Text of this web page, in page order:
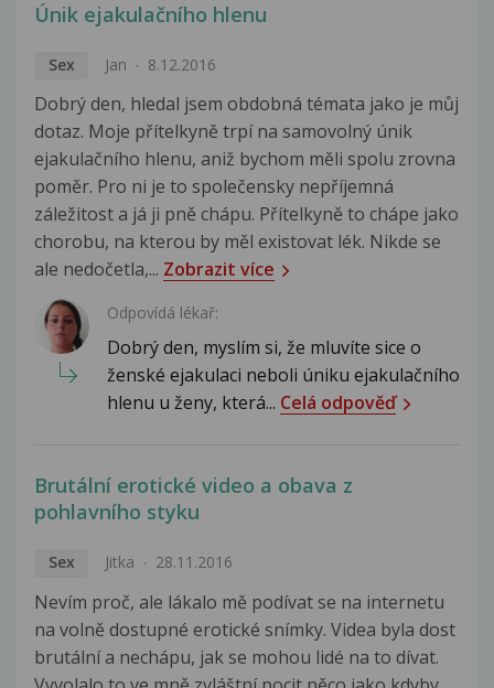
Únik ejakulačního hlenu
Sex Jan 8.12.2016
Dobrý den, hledal jsem obdobná témata jako je můj
dotaz. Moje přítelkyně trpí na samovolný únik
ejakulačního hlenu, aniž bychom měli spolu zrovna
poměr. Pro ni je to společensky nepříjemná
záležitost a já ji pně chápu. Přítelkyně to chápe jako
chorobu, na kterou by měl existovat lék. Nikde se
ale nedočetla,... Zobrazit více
Odpovídá lékař:
Dobrý den, myslím si, že mluvíte sice o
ženské ejakulaci neboli úniku ejakulačního
hlenu u ženy, která... Celá odpověď
Brutální erotické video a obava z
pohlavního styku
Sex Jitka 28.11.2016
Nevím proč, ale lákalo mě podívat se na internetu
na volně dostupné erotické snímky. Videa byla dost
brutální a nechápu, jak se mohou lidé na to dívat.